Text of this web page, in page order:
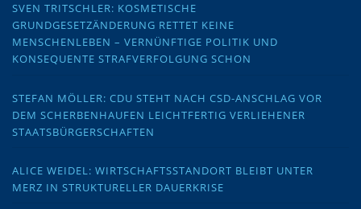
SVEN TRITSCHLER: KOSMETISCHE
GRUNDGESETZÄNDERUNG RETTET KEINE
MENSCHENLEBEN – VERNÜNFTIGE POLITIK UND
KONSEQUENTE STRAFVERFOLGUNG SCHON
STEFAN MÖLLER: CDU STEHT NACH CSD-ANSCHLAG VOR
DEM SCHERBENHAUFEN LEICHTFERTIG VERLIEHENER
STAATSBÜRGERSCHAFTEN
ALICE WEIDEL: WIRTSCHAFTSSTANDORT BLEIBT UNTER
MERZ IN STRUKTURELLER DAUERKRISE